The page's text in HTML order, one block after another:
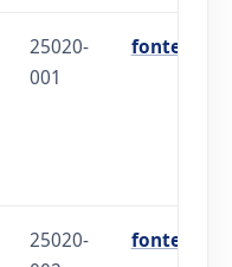
25020-
001
fonte
25020-
fonte